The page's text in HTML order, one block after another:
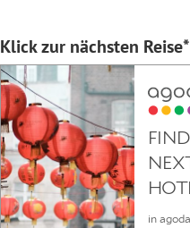
Klick zur nächsten Reise*